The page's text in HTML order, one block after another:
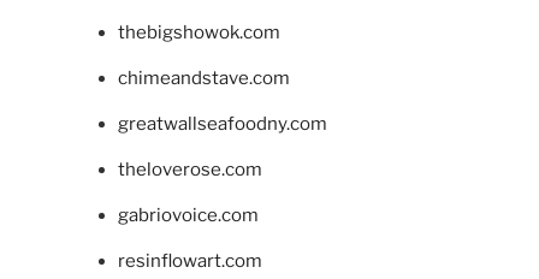
thebigshowok.com
chimeandstave.com
greatwallseafoodny.com
theloverose.com
gabriovoice.com
resinflowart.com